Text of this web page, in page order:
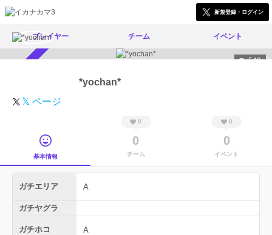
新規登録・ログイン
プレイヤー チーム イベント
549
*yochan*
𝕏 ページ
基本情報
0
0
チーム
0
0
イベント
ガチエリア A
ガチヤグラ
ガチホコ A